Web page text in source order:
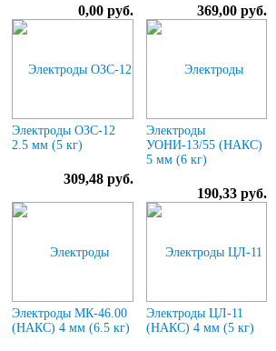
0,00 руб. 369,00 руб.
Электроды ОЗС-12
2.5 мм (5 кг)
309,48 руб.
Электроды
УОНИ-13/55 (НАКС)
5 мм (6 кг)
190,33 руб.
Электроды МК-46.00
(НАКС) 4 мм (6.5 кг)
Электроды ЦЛ-11
(НАКС) 4 мм (5 кг)